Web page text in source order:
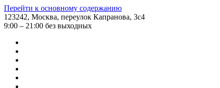
Перейти к основному содержанию
123242, Москва, переулок Капранова, 3с4
9:00 – 21:00 без выходных